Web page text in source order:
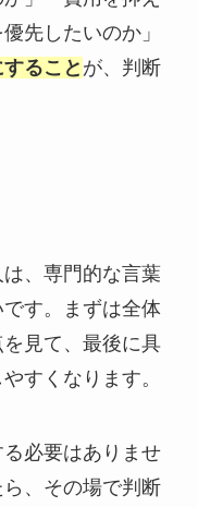
先したいのか」
ること が、判断
、専門的な言葉
す。まずは全体
見て、最後に具
すくなります。
必要はありませ
、その場で判断